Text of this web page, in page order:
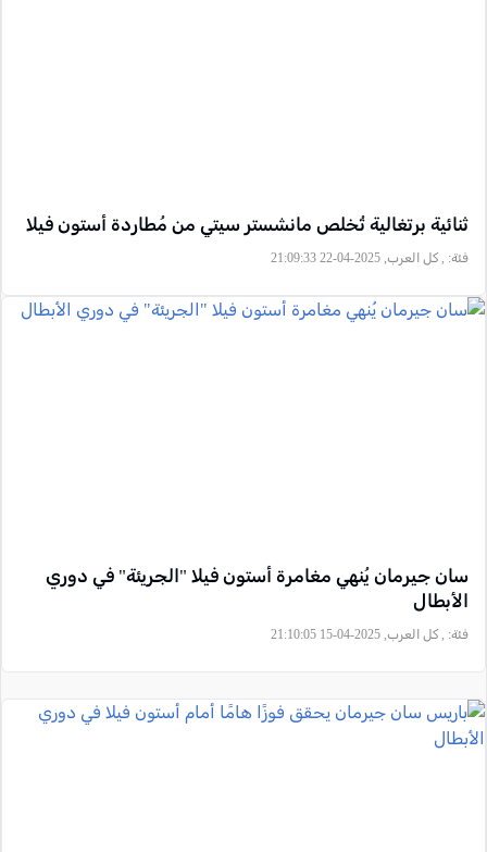
ثنائية برتغالية تُخلص مانشستر سيتي من مُطاردة أستون فيلا
فئة: , كل العرب, 2025-04-22 21:09:33
سان جيرمان يُنهي مغامرة أستون فيلا "الجريئة" في دوري
الأبطال
فئة: , كل العرب, 2025-04-15 21:10:05